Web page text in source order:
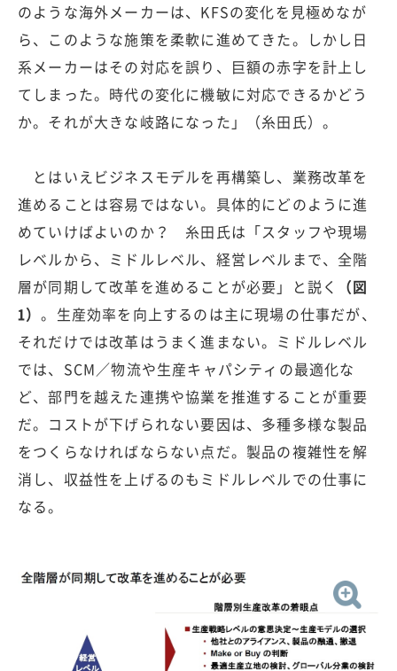
のような海外メーカーは、KFSの変化を見極めなが
ら、このような施策を柔軟に進めてきた。しかし日
系メーカーはその対応を誤り、巨額の赤字を計上し
てしまった。時代の変化に機敏に対応できるかどう
か。それが大きな岐路になった」（糸田氏）。
とはいえビジネスモデルを再構築し、業務改革を
進めることは容易ではない。具体的にどのように進
めていけばよいのか？ 糸田氏は「スタッフや現場
レベルから、ミドルレベル、経営レベルまで、全階
層が同期して改革を進めることが必要」と説く
（図
1）。生産効率を向上するのは主に現場の仕事だが、
それだけでは改革はうまく進まない。ミドルレベル
では、SCM／物流や生産キャパシティの最適化な
ど、部門を越えた連携や協業を推進することが重要
だ。コストが下げられない要因は、多種多様な製品
をつくらなければならない点だ。製品の複雑性を解
消し、収益性を上げるのもミドルレベルでの仕事に
なる。